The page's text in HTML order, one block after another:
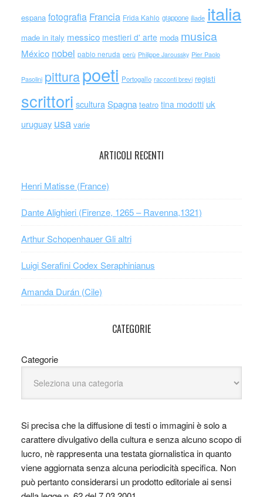
espana fotografia Francia Frida Kahlo giappone iliade italia
made in italy messico mestieri d' arte moda musica
México nobel pablo neruda perù Philippe Jaroussky Pier Paolo
Pasolini pitturapoeti Portogallo racconti brevi registi
scrittori scultura Spagna teatro tina modotti uk
uruguay usa varie
ARTICOLI RECENTI
Henri Matisse (France)
Dante Alighieri (Firenze, 1265 – Ravenna,1321)
Arthur Schopenhauer Gli altri
Luigi Serafini Codex Seraphinianus
Amanda Durán (Cile)
CATEGORIE
Categorie
Si precisa che la diffusione di testi o immagini è solo a
carattere divulgativo della cultura e senza alcuno scopo di
lucro, nè rappresenta una testata giornalistica in quanto
viene aggiornata senza alcuna periodicità specifica. Non
può pertanto considerarsi un prodotto editoriale ai sensi